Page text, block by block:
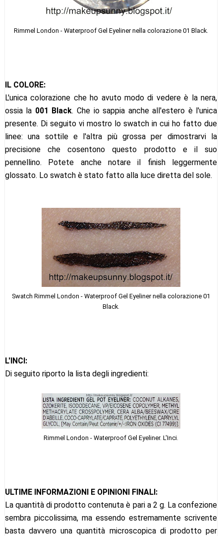
Rimmel London - Waterproof Gel Eyeliner nella colorazione 01 Black.
IL COLORE:
L'unica colorazione che ho avuto modo di vedere è la nera,
ossia la 001 Black. Che io sappia anche all'estero è l'unica
presente. Di seguito vi mostro lo swatch in cui ho fatto due
linee: una sottile e l'altra più grossa per dimostrarvi la
precisione che cosentono questo prodotto e il suo
pennellino. Potete anche notare il finish leggermente
glossato. Lo swatch è stato fatto alla luce diretta del sole.
Swatch Rimmel London - Waterproof Gel Eyeliner nella colorazione 01
Black.
L'INCI:
Di seguito riporto la lista degli ingredienti:
Rimmel London - Waterproof Gel Eyeliner. L'Inci.
ULTIME INFORMAZIONI E OPINIONI FINALI:
La quantità di prodotto contenuta è pari a 2 g. La confezione
sembra piccolissima, ma essendo estremamente scrivente
basta davvero una quantità microscopica di prodotto per